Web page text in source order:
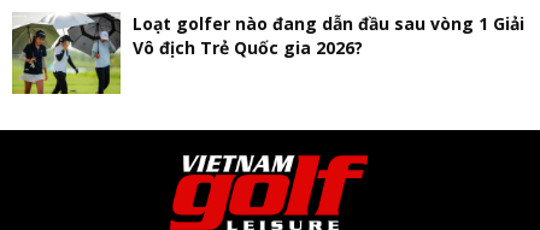
Loạt golfer nào đang dẫn đầu sau vòng 1 Giải
Vô địch Trẻ Quốc gia 2026?